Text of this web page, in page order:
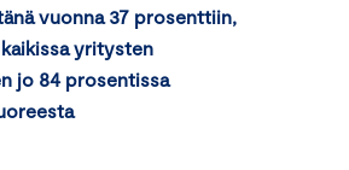
vuonna 37 prosenttiin,
yritysten
jo 84 prosentissa